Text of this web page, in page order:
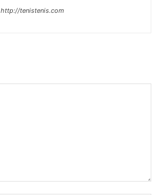
http://tenistenis.com